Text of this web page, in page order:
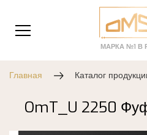
МАРКА №1 В
Главная Каталог
OmT_U 2250